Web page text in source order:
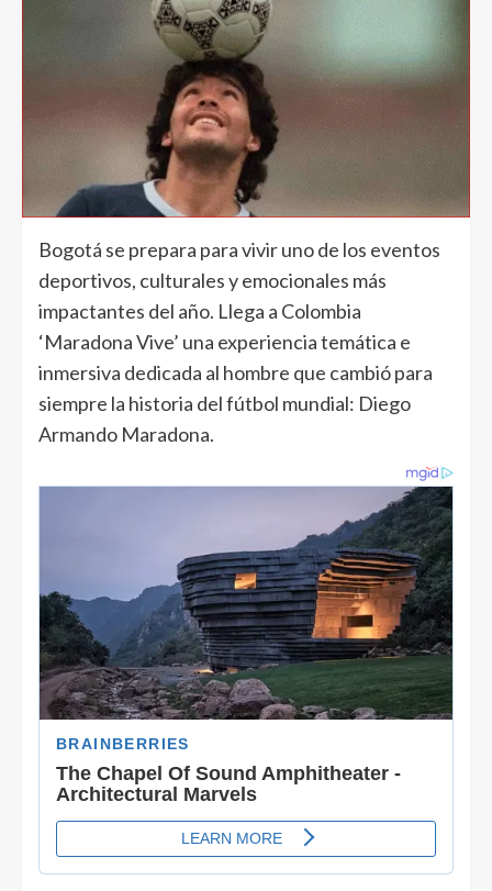
Bogotá se prepara para vivir uno de los eventos
deportivos, culturales y emocionales más
impactantes del año. Llega a Colombia
‘Maradona Vive’ una experiencia temática e
inmersiva dedicada al hombre que cambió para
siempre la historia del fútbol mundial: Diego
Armando Maradona.